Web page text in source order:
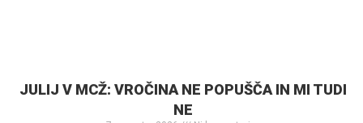
JULIJ V MCŽ: VROČINA NE POPUŠČA IN MI TUDI
NE